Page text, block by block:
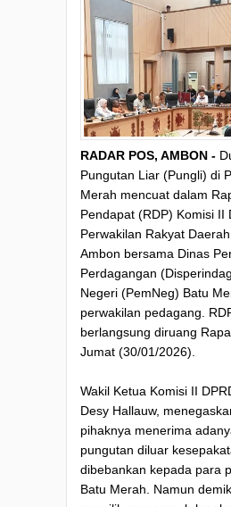
RADAR POS, AMBON -
Pungutan Liar (Pungli) di
Merah mencuat dalam
Pendapat (RDP) Komisi II
Perwakilan Rakyat
Ambon bersama Dinas
Perdagangan
Negeri (PemNeg) Batu
perwakilan pedagang.
berlangsung diruang
Jumat (30/01/2026).
Wakil Ketua Komisi II
Desy Hallauw,
pihaknya menerima
pungutan diluar
dibebankan kepada para
Batu Merah. Namun